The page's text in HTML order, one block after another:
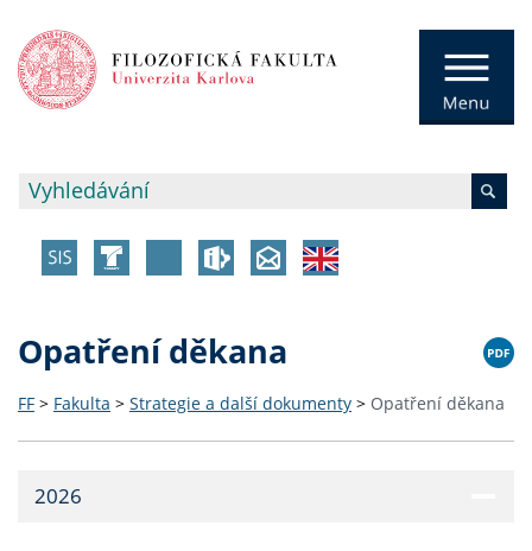
Opatření děkana
FF > Fakulta > Strategie a další dokumenty > Opatření děkana
2026